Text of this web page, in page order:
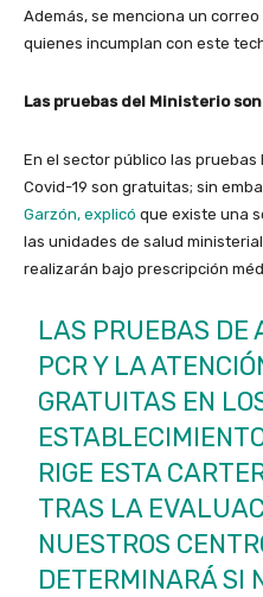
Además, se menciona un
quienes incumplan con este
Las pruebas del Ministerio
En el sector público las pruebas
Covid-19 son gratuitas; sin
Garzón, explicó que existe una
las unidades de salud
realizarán bajo prescripción
LAS PRUEBAS DE
PCR Y LA
GRATUITAS EN
RIGE ESTA
TRAS LA
NUESTROS
DETERMINARÁ SI